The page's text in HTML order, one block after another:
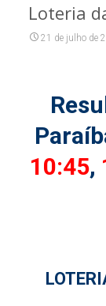
Loteria
21 de julho de
10:45,